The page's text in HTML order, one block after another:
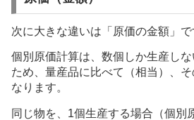
次に大きな違いは「原価の金額」で
個別原価計算は、数個しか生産し
ため、量産品に比べて（相当）、
なります。
同じ物を、1個生産する場合（個別